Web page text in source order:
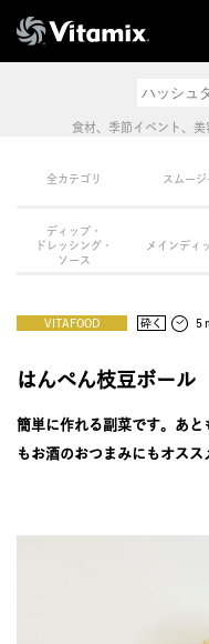
体
8
オン
よ
食材、季節イベント、美
全カテゴリ スムージ
ディップ・
ドレッシング・
ソース
メインディ
VITAFOOD 砕く ５
はんぺん枝豆ボール
簡単に作れる副菜です。あ
もお酒のおつまみにもオスス